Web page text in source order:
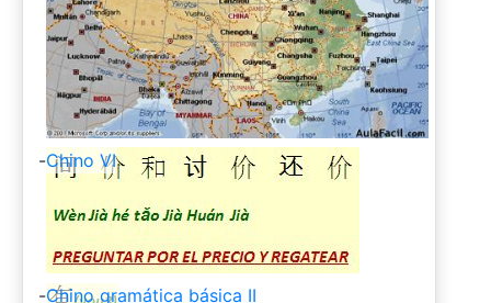
-Chino VI
-Chino gramática básica II